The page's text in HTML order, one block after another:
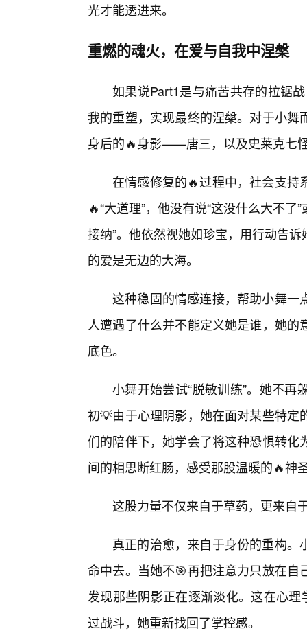
光才能透进来。
重燃的魂火，在爱与自我中涅槃
如果说Part1是与痛苦共存的拉锯
我的重塑，实现最终的涅槃。对于小
身后的🔥身影——唐三，以及史莱克七
在情感修复的🔥过程中，社会支持
🔥“大道理”，他没有说“这没什么大不了
接纳”。他依然视她如珍宝，用行动告
的爱是无边的大海。
这种稳固的情感连接，帮助小舞一
人遭遇了什么并不能定义她是谁，她
底色。
小舞开始尝试“脱敏训练”。她不
初💡由于心理阴影，她在面对某些特
们的陪伴下，她学会了将这种恐惧转
间的相思断红肠，感受那股温暖的🔥神
这股力量不仅来自于草药，更来自
真正的治愈，来自于身份的重构
命中去。当她不🎯再把注意力只放在
发现那些阴影正在逐渐淡化。这在心
过战斗，她重新找回了掌控感。